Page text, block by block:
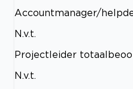
Accountmanager/
N.v.t.
Projectleider
N.v.t.